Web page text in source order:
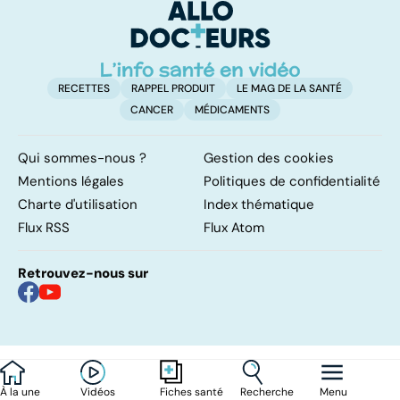
À la une Vidéos Fiches santé Recherche Menu
surveillance
RECETTES RAPPEL PRODUIT
LE MAG DE LA SANTÉ
CANCER
MÉDICAMENTS
Qui sommes-nous ?
Gestion des cookies
Mentions légales
Politiques de confidentialité
Charte d'utilisation
Index thématique
Flux RSS
Flux Atom
Retrouvez-nous sur